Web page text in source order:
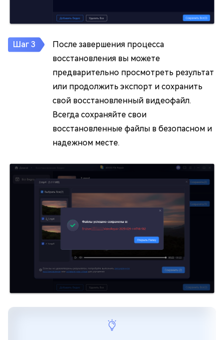
После завершения процесса
восстановления вы можете
предварительно просмотреть результат
или продолжить экспорт и сохранить
свой восстановленный видеофайл.
Всегда сохраняйте свои
восстановленные файлы в безопасном и
надежном месте.